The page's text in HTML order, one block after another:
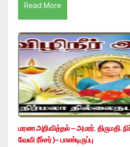
Read More
மரண அறிவித்தல் – அமரர். திருமதி.
வேவி ரீச்சர் )– பாண்டிருப்பு